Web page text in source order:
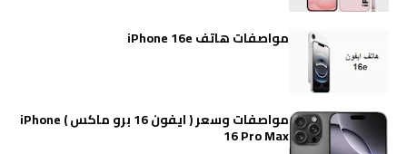
مواصفات هاتف iPhone 16e
مواصفات وسعر ( ايفون 16 برو ماكس ) iPhone
16 Pro Max